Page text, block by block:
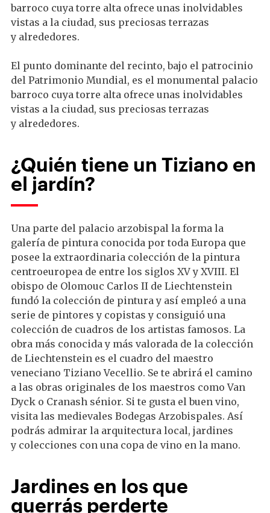
barroco cuya torre alta ofrece unas inolvidables
vistas a la ciudad, sus preciosas terrazas
y alrededores.
El punto dominante del recinto, bajo el patrocinio
del Patrimonio Mundial, es el monumental palacio
barroco cuya torre alta ofrece unas inolvidables
vistas a la ciudad, sus preciosas terrazas
y alrededores.
¿Quién tiene un Tiziano en
el jardín?
Una parte del palacio arzobispal la forma la
galería de pintura conocida por toda Europa que
posee la extraordinaria colección de la pintura
centroeuropea de entre los siglos XV y XVIII. El
obispo de Olomouc Carlos II de Liechtenstein
fundó la colección de pintura y así empleó a una
serie de pintores y copistas y consiguió una
colección de cuadros de los artistas famosos. La
obra más conocida y más valorada de la colección
de Liechtenstein es el cuadro del maestro
veneciano Tiziano Vecellio. Se te abrirá el camino
a las obras originales de los maestros como Van
Dyck o Cranash sénior. Si te gusta el buen vino,
visita las medievales Bodegas Arzobispales. Así
podrás admirar la arquitectura local, jardines
y colecciones con una copa de vino en la mano.
Jardines en los que
querrás perderte